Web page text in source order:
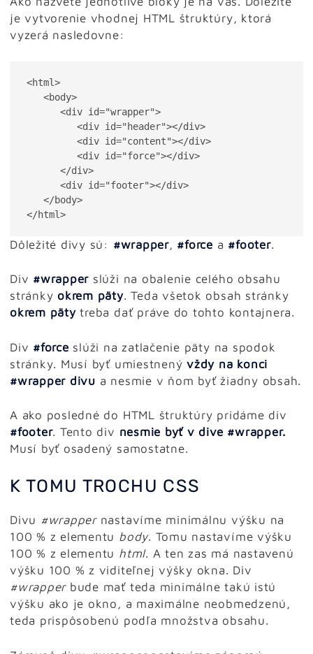
je vytvorenie vhodnej HTML štruktúry, ktorá
vyzerá nasledovne:
<html>
   <body>
      <div id="wrapper">
         <div id="header"></div>
         <div id="content"></div>
         <div id="force"></div>
      </div>
      <div id="footer"></div>
   </body>
Dôležité divy sú: #wrapper, #force a #footer.
Div #wrapper slúži na obalenie celého obsahu
stránky okrem päty. Teda všetok obsah stránky
okrem pätytreba dať práve do tohto kontajnera.
Div #force slúži na zatlačenie päty na spodok
stránky. Musí byť umiestnenývždy na konci
#wrapper divu a nesmie v ňom byť žiadny obsah.
A ako posledné do HTML štruktúry pridáme div
#footer. Tento div nesmie byť v dive #wrapper.
Musí byť osadený samostatne.
K TOMU TROCHU CSS
Divu #wrappernastavíme minimálnu výšku na
100 % z elementu body. Tomu nastavíme výšku
100 % z elementu html. A ten zas má nastavenú
výšku 100 % z viditeľnej výšky okna. Div
#wrapperbude mať teda minimálne takú istú
výšku ako je okno, a maximálne neobmedzenú,
teda prispôsobenú podľa množstva obsahu.